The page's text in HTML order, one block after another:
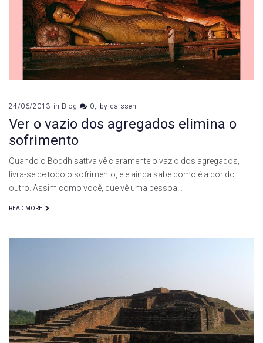
24/06/2013 in Blog 0 by daissen
Ver o vazio dos agregados elimina o
sofrimento
Quando o Boddhisattva vê claramente o vazio dos agregados,
livra-se de todo o sofrimento, ele ainda sabe como é a dor do
outro. Assim como você, que vê uma pessoa…
READ MORE